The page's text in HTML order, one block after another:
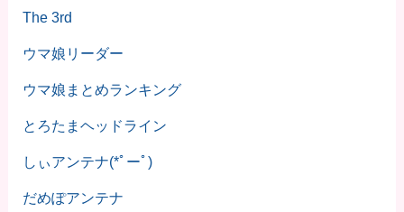
The 3rd
ウマ娘リーダー
ウマ娘まとめランキング
とろたまヘッドライン
しぃアンテナ(*ﾟーﾟ)
だめぽアンテナ